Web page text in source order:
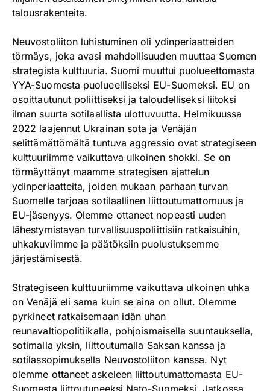
talousrakenteita.
Neuvostoliiton luhistuminen oli ydinperiaatteiden
törmäys, joka avasi mahdollisuuden muuttaa Suomen
strategista kulttuuria. Suomi muuttui puolueettomasta
YYA-Suomesta puolueelliseksi EU-Suomeksi. EU on
osoittautunut poliittiseksi ja taloudelliseksi liitoksi
ilman suurta sotilaallista ulottuvuutta. Helmikuussa
2022 laajennut Ukrainan sota ja Venäjän
selittämättömältä tuntuva aggressio ovat strategiseen
kulttuuriimme vaikuttava ulkoinen shokki. Se on
törmäyttänyt maamme strategisen ajattelun
ydinperiaatteita, joiden mukaan parhaan turvan
Suomelle tarjoaa sotilaallinen liittoutumattomuus ja
EU-jäsenyys. Olemme ottaneet nopeasti uuden
lähestymistavan turvallisuuspoliittisiin ratkaisuihin,
uhkakuviimme ja päätöksiin puolustuksemme
järjestämisestä.
Strategiseen kulttuuriimme vaikuttava ulkoinen uhka
on Venäjä eli sama kuin se aina on ollut. Olemme
pyrkineet ratkaisemaan idän uhan
reunavaltiopolitiikalla, pohjoismaisella suuntauksella,
sotimalla yksin, liittoutumalla Saksan kanssa ja
sotilassopimuksella Neuvostoliiton kanssa. Nyt
olemme ottaneet askeleen liittoutumattomasta EU-
Suomesta liittoutuneeksi Nato-Suomeksi. Jatkossa